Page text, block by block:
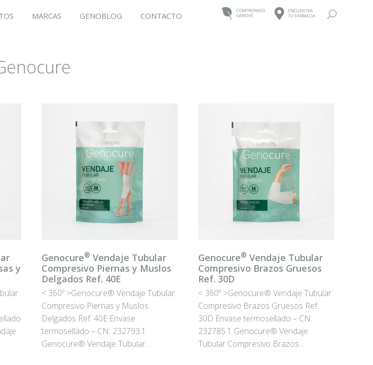
MARCAS GENOBLOG CONTACTO Buscar:
y
Genocure® Vendaje Tubular
Compresivo Piernas y Muslos
Delgados Ref. 40E
< 360º >Genocure® Vendaje Tubular
Compresivo Piernas y Muslos
Delgados Ref. 40E Envase
termosellado – CN: 232793.1
Genocure® Vendaje Tubular…
Genocure® Vendaje Tubular
Compresivo Brazos Gruesos
Ref. 30D
< 360º >Genocure® Vendaje Tubular
Compresivo Brazos Gruesos Ref.
30D Envase termosellado – CN:
232785.1 Genocure® Vendaje
Tubular Compresivo Brazos…